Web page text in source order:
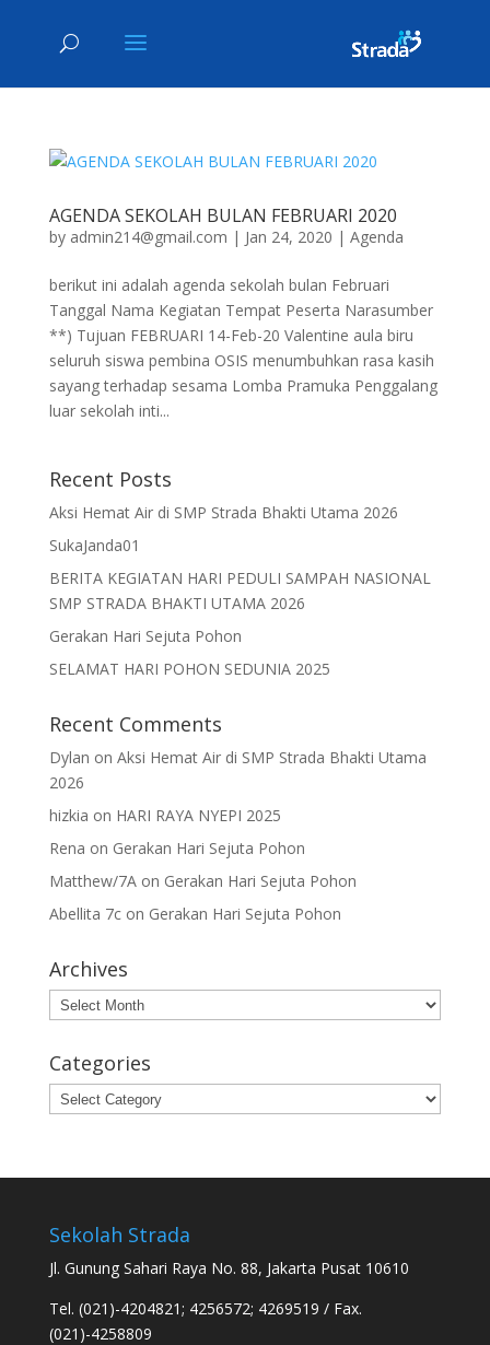
AGENDA SEKOLAH BULAN FEBRUARI 2020
by admin214@gmail.com | Jan 24, 2020 | Agenda
berikut ini adalah agenda sekolah bulan Februari
Tanggal Nama Kegiatan Tempat Peserta Narasumber
**) Tujuan FEBRUARI 14-Feb-20 Valentine aula biru
seluruh siswa pembina OSIS menumbuhkan rasa kasih
sayang terhadap sesama Lomba Pramuka Penggalang
luar sekolah inti...
Recent Posts
Aksi Hemat Air di SMP Strada Bhakti Utama 2026
SukaJanda01
BERITA KEGIATAN HARI PEDULI SAMPAH NASIONAL
SMP STRADA BHAKTI UTAMA 2026
Gerakan Hari Sejuta Pohon
SELAMAT HARI POHON SEDUNIA 2025
Recent Comments
Dylan on Aksi Hemat Air di SMP Strada Bhakti Utama
2026
hizkia on HARI RAYA NYEPI 2025
Rena on Gerakan Hari Sejuta Pohon
Matthew/7Aon Gerakan Hari Sejuta Pohon
Abellita 7con Gerakan Hari Sejuta Pohon
Archives
Archives
Categories
Categories
Sekolah Strada
Jl. Gunung Sahari Raya No. 88, Jakarta Pusat 10610
Tel. (021)-4204821; 4256572; 4269519 / Fax.
(021)-4258809